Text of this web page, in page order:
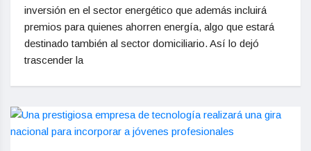
inversión en el sector energético que además incluirá
premios para quienes ahorren energía, algo que estará
destinado también al sector domiciliario. Así lo dejó
trascender la